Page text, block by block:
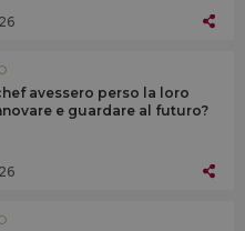
avessero perso la loro
e guardare al futuro?